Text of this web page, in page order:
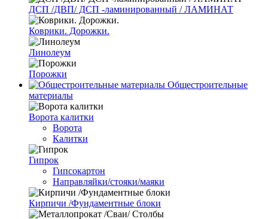
ДСП /ДВП/ ДСП -ламинированный / ЛАМИНАТ
Коврики. Дорожки.
Линолеум
Порожки
Общестроительные
материалы
Ворота калитки
Ворота
Калитки
Гипрок
Гипсокартон
Направляйки/стояки/маяки
Кирпичи /Фундаментные блоки